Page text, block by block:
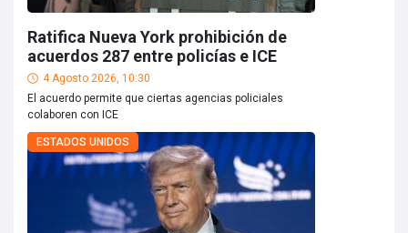
Ratifica Nueva York prohibición de
acuerdos 287 entre policías e ICE
4 Agosto 2026, 10:30
El acuerdo permite que ciertas agencias policiales
colaboren con ICE
ESTADOS UNIDOS